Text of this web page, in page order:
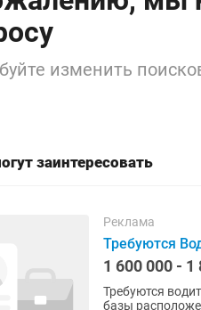
изменить
заинтересовать
Реклама
Требуются
1 600 000 - 1
Требуются
базы